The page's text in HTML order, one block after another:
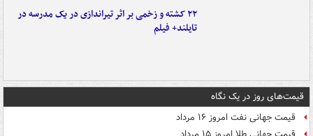
۲۲ کشته و زخمی بر اثر تیراندازی در یک مدرسه در
تایلند+ فیلم
قیمت‌های روز در یک نگاه
قیمت جهانی نفت امروز ۱۶ مرداد